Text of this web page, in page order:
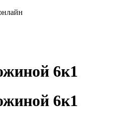
6к1
6к1